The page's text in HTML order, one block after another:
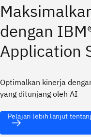
dengan
Application
Optimalkan kinerja
yang ditunjang oleh AI
Pelajari lebih lanjut